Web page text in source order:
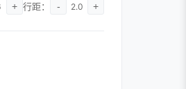
+ 行距： - 2.0 +